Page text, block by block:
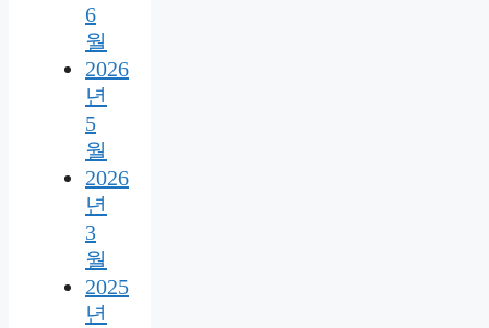
6
월
2026
년
5
월
2026
년
3
월
2025
년